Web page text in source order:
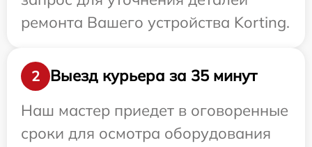
ремонта Вашего устройства Korting.
2
Выезд курьера за 35 минут
Наш мастер приедет в оговоренные
сроки для осмотра оборудования